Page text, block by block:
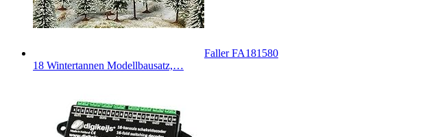
Faller FA181580
18 Wintertannen Modellbausatz,…